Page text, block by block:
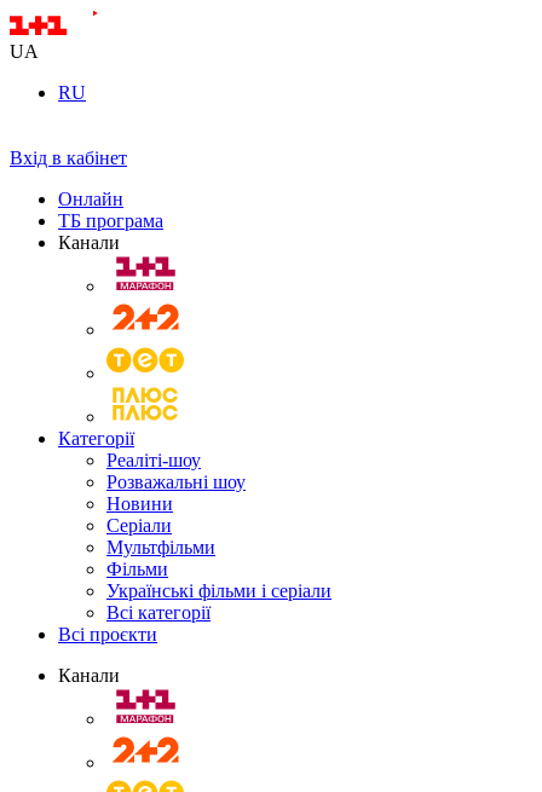
UA
RU
Вхід в кабінет
Онлайн
ТБ програма
Канали
Категорії
Реаліті-шоу
Розважальні шоу
Новини
Серіали
Мультфільми
Фільми
Українські фільми і серіали
Всі категорії
Всі проєкти
Канали